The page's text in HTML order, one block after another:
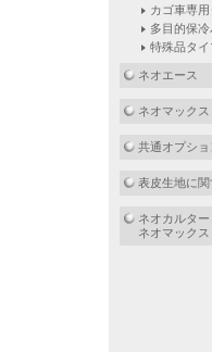
カゴ車専
多目的保
特殊品タイ
ネオエース
ネオマックス
共通オプショ
表皮生地に関
ネオカルター
ネオマック